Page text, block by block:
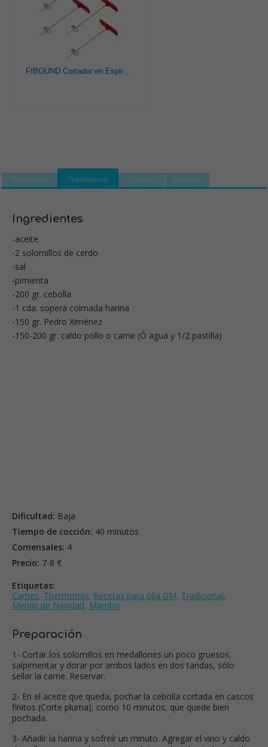
FIBOUND Cortador en Espiral de Verduras, Herramienta de Tallado en Espiral de Verduras, Cuchillo en Espiral para Frutas, Herramientas de Tallado de Verduras (Rojo)
Thermomix Tradicional Olla GM Mambo
Ingredientes
-aceite
-2 solomillos de cerdo
-sal
-pimienta
-200 gr. cebolla
-1 cda. sopera colmada harina
-150 gr. Pedro Ximénez
-150-200 gr. caldo pollo o carne (Ó agua y 1/2 pastilla)
Dificultad: Baja
Tiempo de cocción: 40 minutos
Comensales: 4
Precio: 7-8 €
Etiquetas:
Carnes, Thermomix, Recetas para olla GM, Tradicional,
Menús de Navidad, Mambo
Preparación
1- Cortar los solomillos en medallones un poco gruesos,
salpimentar y dorar por ambos lados en dos tandas, sólo
sellar la carne. Reservar.
2- En el aceite que queda, pochar la cebolla cortada en cascos
finitos (Corte pluma), como 10 minutos, que quede bien
pochada.
3- Añadir la harina y sofreír un minuto. Agregar el vino y caldo